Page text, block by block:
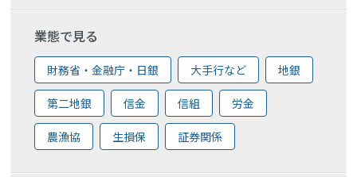
業態で見る
財務省・金融庁・日銀 大手行など 地銀
第二地銀 信金 信組 労金
農漁協 生損保 証券関係